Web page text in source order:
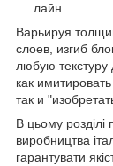
лайн.
Варьируя
слоев, изгиб
любую
как
так и
В цьому
виробництва
гарантувати